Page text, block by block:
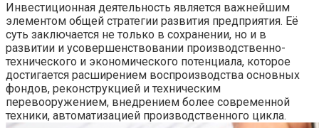
Инвестиционная деятельность является важнейшим
элементом общей стратегии развития предприятия. Её
суть заключается не только в сохранении, но и в
развитии и усовершенствовании производственно-
технического и экономического потенциала, которое
достигается расширением воспроизводства основных
фондов, реконструкцией и техническим
перевооружением, внедрением более современной
техники, автоматизацией производственного цикла.